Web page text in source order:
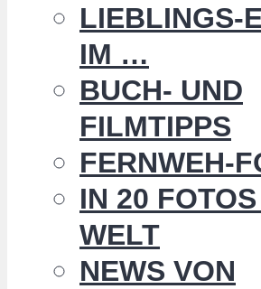
LIEBLINGS-
IM …
BUCH- UND
FILMTIPPS
FERNWEH-
IN 20
WELT
NEWS VON